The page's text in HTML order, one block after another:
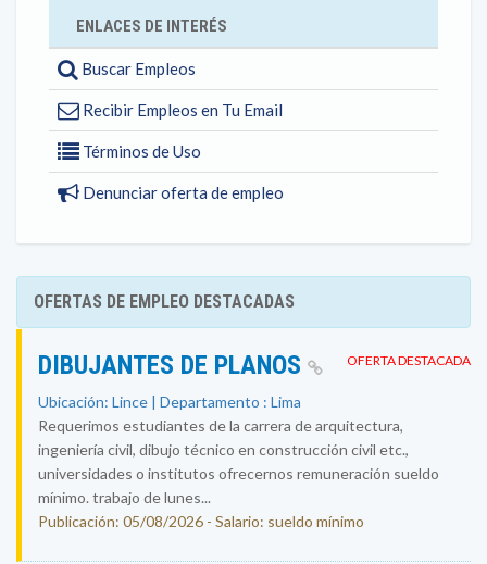
ENLACES DE INTERÉS
Buscar Empleos
Recibir Empleos en Tu Email
Términos de Uso
Denunciar oferta de empleo
OFERTAS DE EMPLEO DESTACADAS
OFERTA DESTACADA
DIBUJANTES DE PLANOS
Ubicación: Lince | Departamento : Lima
Requerimos estudiantes de la carrera de arquitectura,
ingeniería civil, dibujo técnico en construcción civil etc.,
universidades o institutos ofrecernos remuneración sueldo
mínimo. trabajo de lunes...
Publicación: 05/08/2026 - Salario: sueldo mínimo